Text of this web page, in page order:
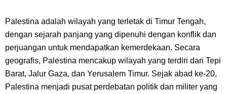
7 Klub Pertama Yang Menjuarai Liga Champions, Apa Klub Jagoan
Kamu Termasuk
Arti Bendera Palau, Negara Kepulauan Yang Berada Di Kawasan
Palestina adalah wilayah yang terletak di Timur Tengah,
dengan sejarah panjang yang dipenuhi dengan konflik dan
perjuangan untuk mendapatkan kemerdekaan. Secara
geografis, Palestina mencakup wilayah yang terdiri dari Tepi
Barat, Jalur Gaza, dan Yerusalem Timur. Sejak abad ke-20,
Palestina menjadi pusat perdebatan politik dan militer yang